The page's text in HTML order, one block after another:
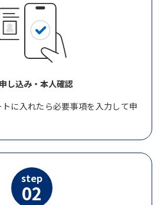
し込み・本人確認
に入れたら必要事項を入力して申
step
02